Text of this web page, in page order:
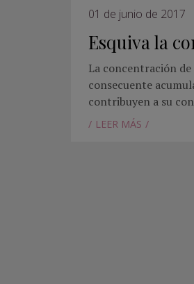
01 de junio de 2017
Esquiva la
La concentración de
consecuente
contribuyen a su
LEER MÁS